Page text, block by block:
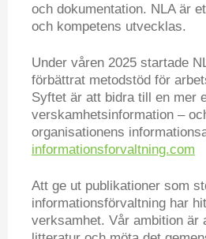
och dokumentation. NLA är
och kompetens utvecklas.
Under våren 2025 startade
förbättrat metodstöd för
Syftet är att bidra till en mer
verskamhetsinformation –
organisationens
informationsforvaltning.com
Att ge ut publikationer som
informationsförvaltning har
verksamhet. Vår ambition